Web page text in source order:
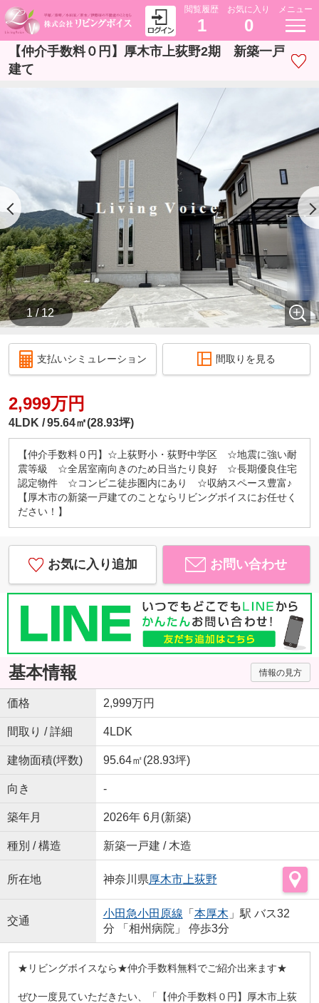
閲覧履歴
1
お気に入り
0
メニュー
【仲介手数料０円】厚木市上荻野2期 新築一戸
建て
1 / 12
支払いシミュレーション 間取りを見る
2,999万円
4LDK 95.64㎡(28.93坪)
【仲介手数料０円】☆上荻野小・荻野中学区 ☆地震に強い耐
震等級 ☆全居室南向きのため日当たり良好 ☆長期優良住宅
認定物件 ☆コンビニ徒歩圏内にあり ☆収納スペース豊富♪
【厚木市の新築一戸建てのことならリビングボイスにお任せく
ださい！】
お気に入り追加 お問い合わせ
基本情報 情報の見方
価格 2,999万円
間取り / 詳細 4LDK
建物面積(坪数) 95.64㎡(28.93坪)
向き -
築年月 2026年 6月(新築)
種別 / 構造 新築一戸建 / 木造
所在地 神奈川県厚木市上荻野
交通
小田急小田原線 「 本厚木 」駅 バス32
分 「相州病院」 停歩3分
★リビングボイスなら★仲介手数料無料でご紹介出来ます★
ぜひ一度見ていただきたい、「【仲介手数料０円】厚木市上荻